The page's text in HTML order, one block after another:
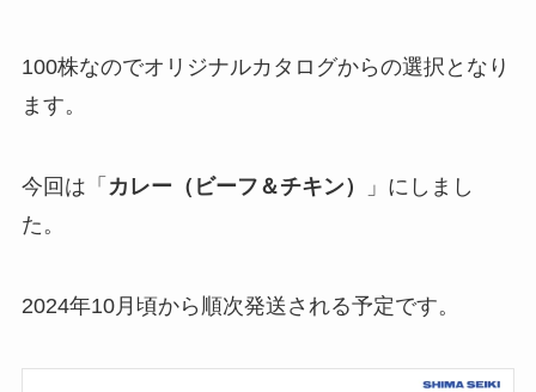
100株なのでオリジナルカタログからの選択となり
ます。
今回は「 カレー（ビーフ＆チキン）
」にしまし
た。
2024年10月頃から順次発送される予定です。